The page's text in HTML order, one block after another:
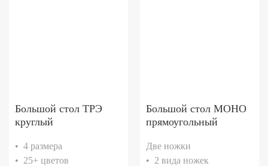
Большой стол ТРЭ
круглый
• 4 размера
• 25+ цветов
Большой стол МОНО
прямоугольный
Две ножки
• 2 вида ножек